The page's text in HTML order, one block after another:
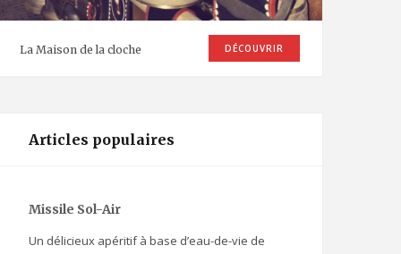
La Maison de la cloche DÉCOUVRIR
Articles populaires
Missile Sol-Air
Un délicieux apéritif à base d’eau-de-vie de